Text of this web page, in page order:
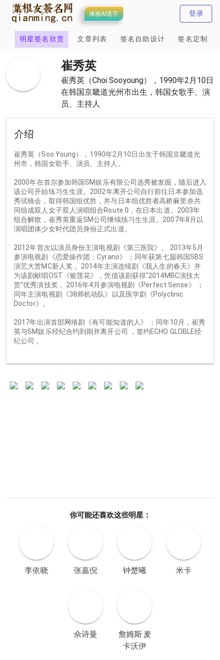
体验AI造字 登录
明星签名欣赏 文章列表 签名自助设计 签名定制
崔秀英
崔秀英（Choi Sooyoung），1990年2月10日
在韩国京畿道光州市出生，韩国女歌手、演
员、主持人
介绍
崔秀英（Soo Young），1990年2月10日出生于韩国京畿道光
州市，韩国女歌手、演员、主持人。
2000年在首尔参加韩国SM娱乐有限公司选秀被发掘，随后进入
该公司开始练习生生涯。2002年离开公司自行前往日本参加选
秀试镜会，取得韩国组优胜，并与日本组优胜者高桥麻里奈共
同组成双人女子双人演唱组合Route 0，在日本出道。2003年
组合解散，崔秀英重返SM公司继续练习生生涯。2007年8月以
演唱团体少女时代团员身份正式出道。
2012年首次以演员身份主演电视剧《第三医院》。 2013年5月
参演电视剧《恋爱操作团：Cyrano》 ；同年获第七届韩国SBS
演艺大赏MC新人奖 。2014年主演连续剧《我人生的春天》并
为该剧献唱OST《银莲花》，凭借该剧获得“2014MBC演技大
赏”优秀演技奖 。2016年4月参演电视剧《Perfect Sense》 ；
同年主演电视剧《38师机动队》以及医学剧《Polyclinic
Doctor》。
2017年出演首部网络剧《有可能知道的人》 ；同年10月，崔秀
英与SM娱乐经纪合约到期并离开公司 ，签约ECHO GLOBLE经
纪公司 。
你可能还喜欢这些明星：
李依晓 张嘉倪 钟楚曦 米卡
佘诗曼
詹姆斯·麦
卡沃伊